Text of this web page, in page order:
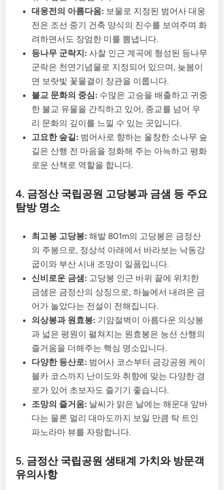
대웅전의 아름다움: 보물로 지정된 범어사 대웅
전은 조선 중기 건축 양식의 진수를 보여주며 화
려하면서도 장엄한 미를 뽐냅니다.
등나무 군락지: 사찰 인근 계곡에 형성된 등나무
군락은 천연기념물로 지정되어 있으며, 늦봄이
면 보랏빛 꽃물결이 장관을 이룹니다.
불교 문화의 중심: 수많은 고승을 배출하고 귀중
한 불교 유물을 간직하고 있어, 종교를 넘어 우
리 문화의 깊이를 느낄 수 있는 곳입니다.
고요한 숲길: 범어사로 향하는 울창한 소나무 숲
길은 산행 전 마음을 정화해 주는 아늑하고 평화
로운 산책로 역할을 합니다.
4. 금정산 국립공원 고당봉과 금샘 등 주요
탐방 명소
최고봉 고당봉: 해발 801m의 고당봉은 금정산
의 주봉으로, 정상석 아래에서 바라보는 낙동강
굽이와 부산 시내 조망이 일품입니다.
신비로운 금샘: 고당봉 인근 바위 끝에 위치한
금샘은 금정산의 상징으로, 하늘에서 내려온 금
어가 놀았다는 전설이 전해집니다.
의상봉과 원효봉: 기암절벽이 아름다운 의상봉
과 넓은 평원이 펼쳐지는 원효봉은 능선 산행의
즐거움을 더해주는 핵심 명소입니다.
다양한 등산로: 범어사 코스부터 금강공원 케이
블카 코스까지 난이도와 취향에 맞는 다양한 경
로가 있어 초보자도 즐기기 좋습니다.
조망의 즐거움: 날씨가 맑은 날에는 해운대 앞바
다는 물론 멀리 대마도까지 보일 만큼 탁 트인
파노라마 뷰를 자랑합니다.
5. 금정산 국립공원 생태계 가치와 방문객
유의사항